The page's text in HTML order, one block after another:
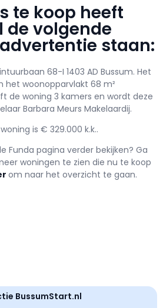
te koop heeft
de volgende
staan:
68-I 1403 AD Bussum. Het
het woonopparvlakt 68 m²
de woning 3 kamers en wordt deze
Barbara Meurs Makelaardij.
is € 329.000 k.k..
Funda pagina verder bekijken? Ga
woningen te zien die nu te koop
om naar het overzicht te gaan.
BussumStart.nl